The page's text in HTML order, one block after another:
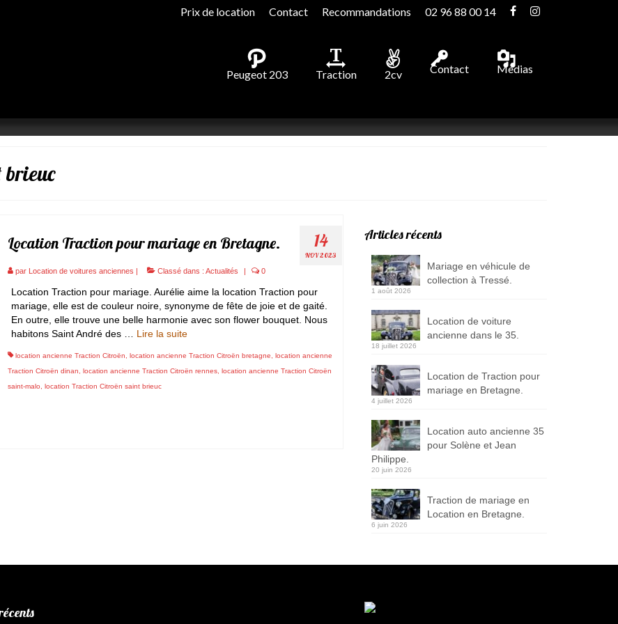
Prix de location Contact Recommandations 02 96 88 00 14
Peugeot 203 Traction 2cv Contact Medias
14
NOV 2023
Location Traction pour mariage en Bretagne.
par Location de voitures anciennes | Classé dans : Actualités | 0
Location Traction pour mariage. Aurélie aime la location Traction pour
mariage, elle est de couleur noire, synonyme de fête de joie et de gaité.
En outre, elle trouve une belle harmonie avec son flower bouquet. Nous
habitons Saint André des … Lire la suite­­
location ancienne Traction Citroën location ancienne Traction Citroën bretagne
location ancienne
Traction Citroën dinan
location ancienne Traction Citroën rennes, location ancienne Traction Citroën
saint-malo
location Traction Citroën saint brieuc
Articles récents
Mariage en véhicule de
collection à Tressé.
1 août 2026
Location de voiture
ancienne dans le 35.
18 juillet 2026
Location de Traction pour
mariage en Bretagne.
4 juillet 2026
Location auto ancienne 35
pour Solène et Jean
Philippe.
20 juin 2026
Traction de mariage en
Location en Bretagne.
6 juin 2026